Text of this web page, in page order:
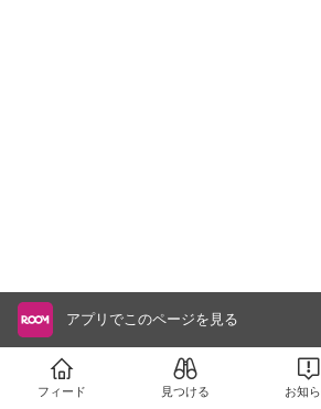
アプリでこのページを見る
フィード 見つける お知